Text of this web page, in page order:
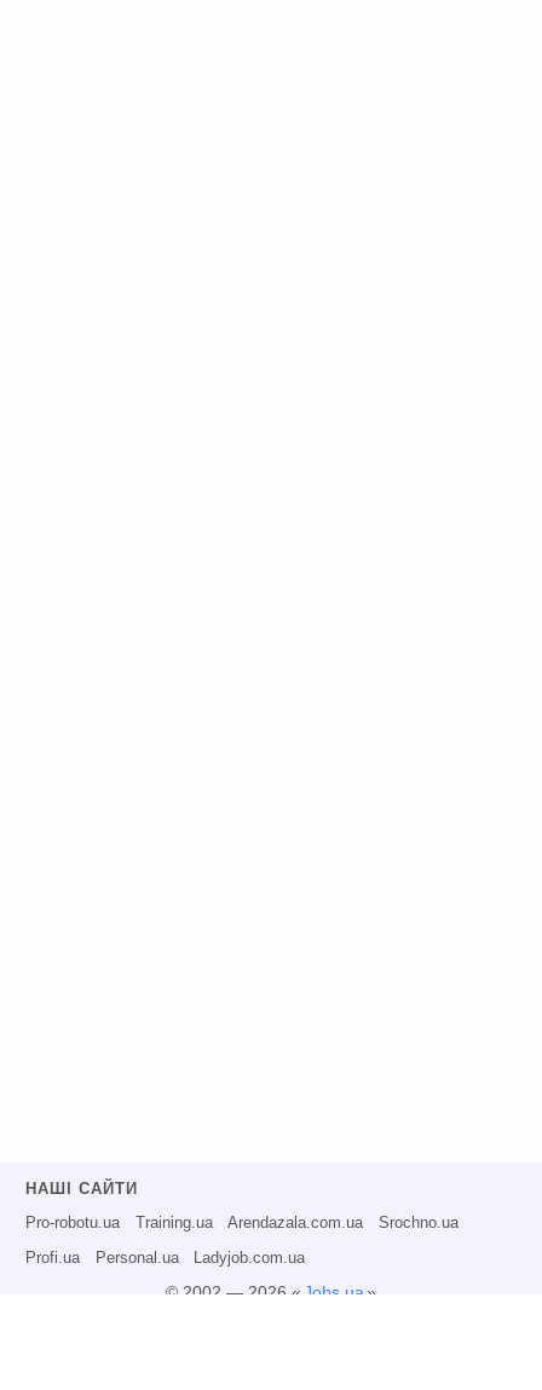
НАШІ САЙТИ
Pro-robotu.ua Training.ua Arendazala.com.ua Srochno.ua
Profi.ua Personal.ua Ladyjob.com.ua
© 2002 — 2026 « Jobs.ua»